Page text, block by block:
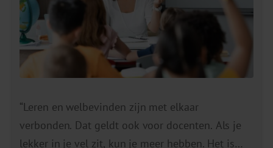
“Leren en welbevinden zijn met elkaar
verbonden. Dat geldt ook voor docenten. Als je
lekker in je vel zit, kun je meer hebben. Het is